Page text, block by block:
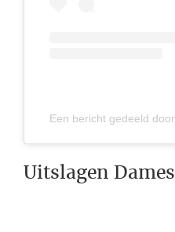
Uitslagen Dames